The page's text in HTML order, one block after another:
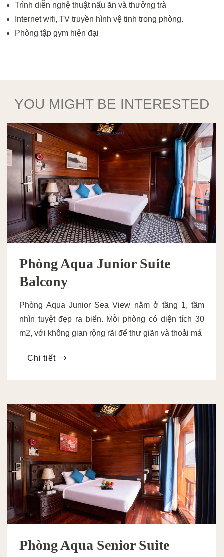
Trình diễn nghệ thuật nấu ăn và thưởng trà
Internet wifi, TV truyền hình vệ tinh trong phòng.
Phòng tập gym hiện đại
YOU MIGHT BE INTERESTED
Phòng Aqua Junior Suite
Balcony
Phòng Aqua Junior Sea View nằm ở tầng 1, tầm
nhìn tuyệt đẹp ra biển. Mỗi phòng có diện tích 30
m2, với không gian rộng rãi để thư giãn và thoải má
Chi tiết
Phòng Aqua Senior Suite